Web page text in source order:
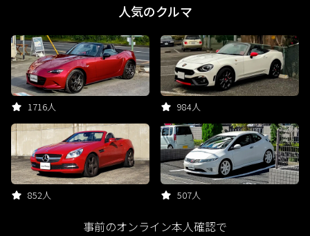
人気のクルマ
1716人 984人
852人 507人
事前のオンライン本人確認で